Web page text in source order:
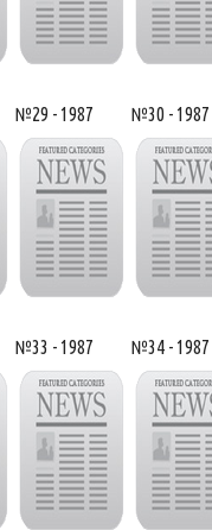
№29 - 1987 №30 - 1987
№33 - 1987 №34 - 1987